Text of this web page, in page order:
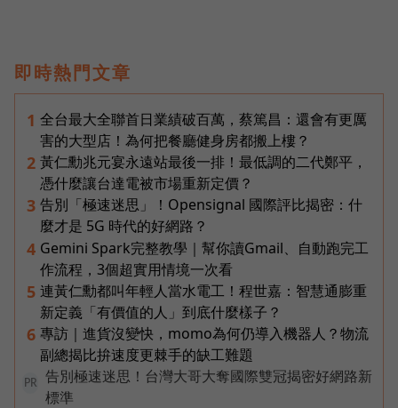
即時熱門文章
1 全台最大全聯首日業績破百萬，蔡篤昌：還會有更厲
害的大型店！為何把餐廳健身房都搬上樓？
2 黃仁勳兆元宴永遠站最後一排！最低調的二代鄭平，
憑什麼讓台達電被市場重新定價？
3 告別「極速迷思」！Opensignal 國際評比揭密：什
麼才是 5G 時代的好網路？
4 Gemini Spark完整教學｜幫你讀Gmail、自動跑完工
作流程，3個超實用情境一次看
5 連黃仁勳都叫年輕人當水電工！程世嘉：智慧通膨重
新定義「有價值的人」到底什麼樣子？
6 專訪｜進貨沒變快，momo為何仍導入機器人？物流
副總揭比拚速度更棘手的缺工難題
PR
告別極速迷思！台灣大哥大奪國際雙冠揭密好網路新
標準